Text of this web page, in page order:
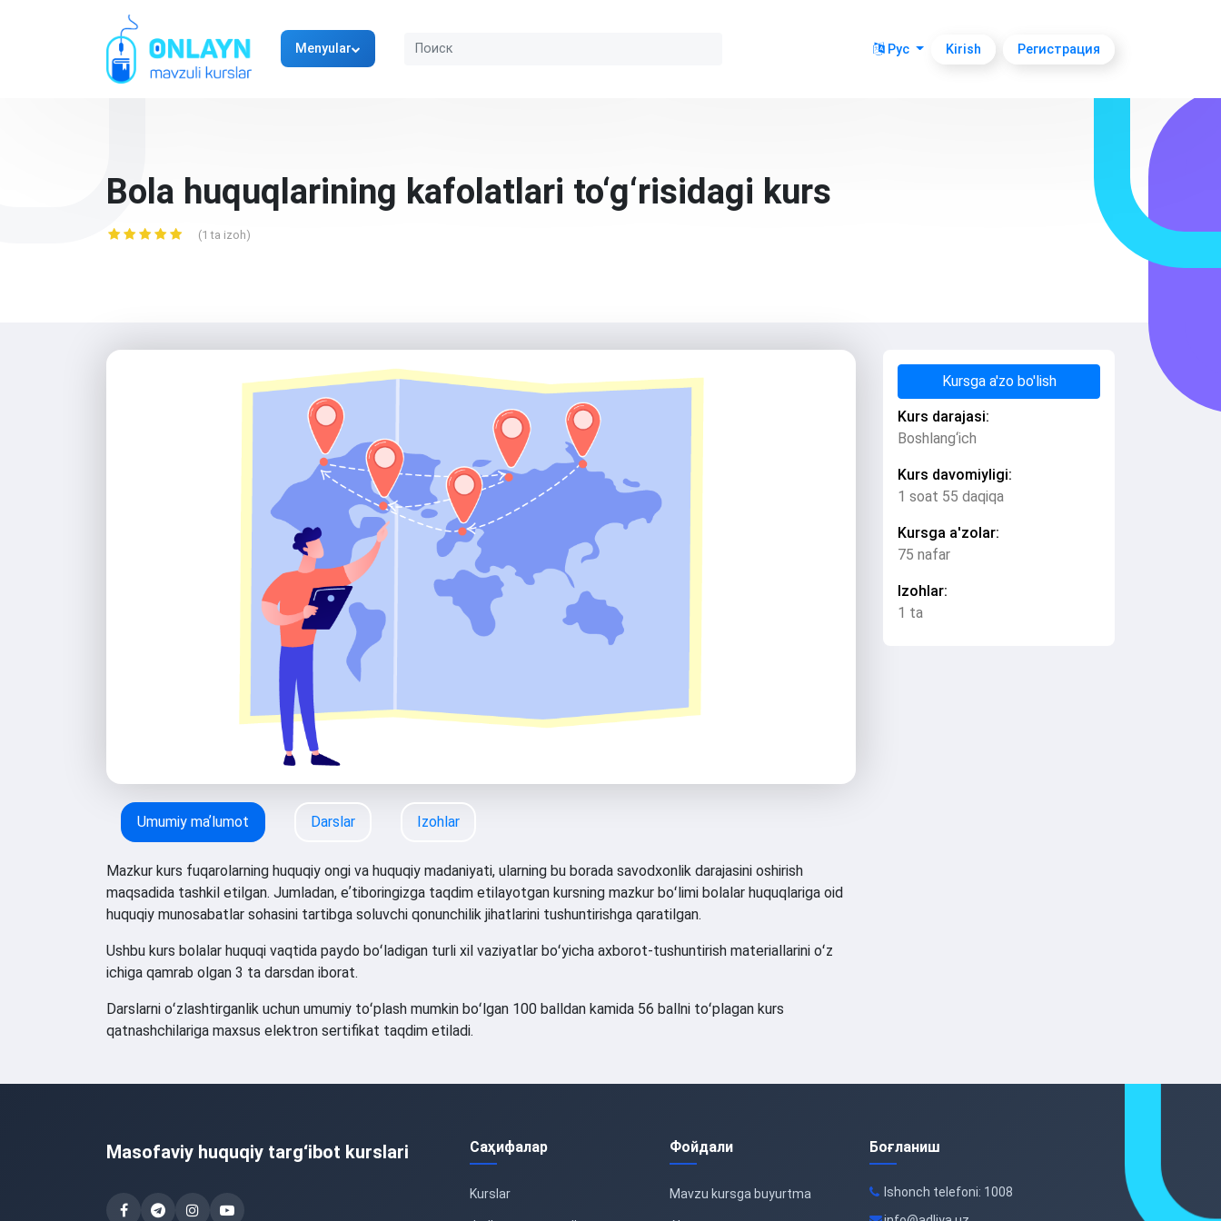
Menyular Рус Kirish Регистрация
Bola huquqlarining kafolatlari to‘g‘risidagi kurs
(1 ta izoh)
Umumiy maʼlumot Darslar Izohlar
Mazkur kurs fuqarolarning huquqiy ongi va huquqiy madaniyati, ularning bu borada savodxonlik darajasini oshirish
maqsadida tashkil etilgan. Jumladan, eʼtiboringizga taqdim etilayotgan kursning mazkur boʻlimi bolalar huquqlariga oid
huquqiy munosabatlar sohasini tartibga soluvchi qonunchilik jihatlarini tushuntirishga qaratilgan.
Ushbu kurs bolalar huquqi vaqtida paydo boʻladigan turli xil vaziyatlar boʻyicha axborot-tushuntirish materiallarini oʻz
ichiga qamrab olgan 3 ta darsdan iborat.
Darslarni oʻzlashtirganlik uchun umumiy toʻplash mumkin boʻlgan 100 balldan kamida 56 ballni toʻplagan kurs
qatnashchilariga maxsus elektron sertifikat taqdim etiladi.
Kursga a'zo bo'lish
Kurs darajasi:
Boshlang‘ich
Kurs davomiyligi:
1 soat 55 daqiqa
Kursga a'zolar:
75 nafar
Izohlar:
1 ta
Masofaviy huquqiy targ‘ibot kurslari Саҳифалар
Kurslar
Фойдали
Mavzu kursga buyurtma
Боғланиш
Ishonch telefoni: 1008